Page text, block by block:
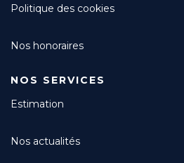
Politique des cookies
Nos honoraires
NOS SERVICES
Estimation
Nos actualités